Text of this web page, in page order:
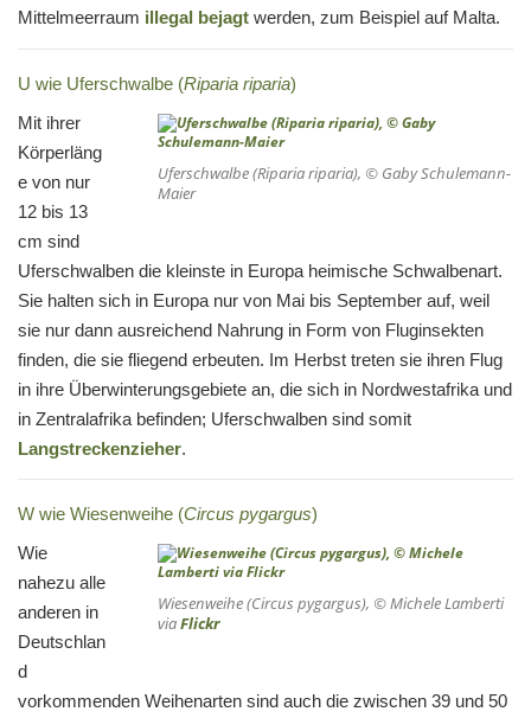
Mittelmeerraum illegal bejagt werden, zum Beispiel auf Malta.
U wie Uferschwalbe (Riparia riparia)
Uferschwalbe (Riparia riparia), © Gaby Schulemann-
Maier
Mit ihrer
Körperläng
e von nur
12 bis 13
cm sind
Uferschwalben die kleinste in Europa heimische Schwalbenart.
Sie halten sich in Europa nur von Mai bis September auf, weil
sie nur dann ausreichend Nahrung in Form von Fluginsekten
finden, die sie fliegend erbeuten. Im Herbst treten sie ihren Flug
in ihre Überwinterungsgebiete an, die sich in Nordwestafrika und
in Zentralafrika befinden; Uferschwalben sind somit
Langstreckenzieher.
W wie Wiesenweihe (Circus pygargus)
Wiesenweihe (Circus pygargus), © Michele Lamberti
viaFlickr
Wie
nahezu alle
anderen in
Deutschlan
d
vorkommenden Weihenarten sind auch die zwischen 39 und 50